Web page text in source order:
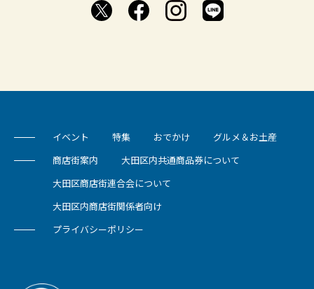
イベント 特集 おでかけ グルメ＆お土産
商店街案内 大田区内共通商品券について
大田区商店街連合会について
大田区内商店街関係者向け
プライバシーポリシー